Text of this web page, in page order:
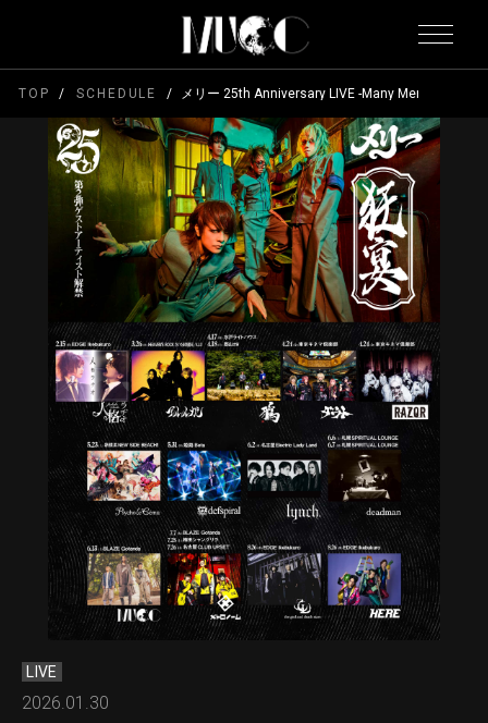
TOP SCHEDULE メリー 25th Anniversary LIVE -Many Merry Days-
LIVE
2026.01.30